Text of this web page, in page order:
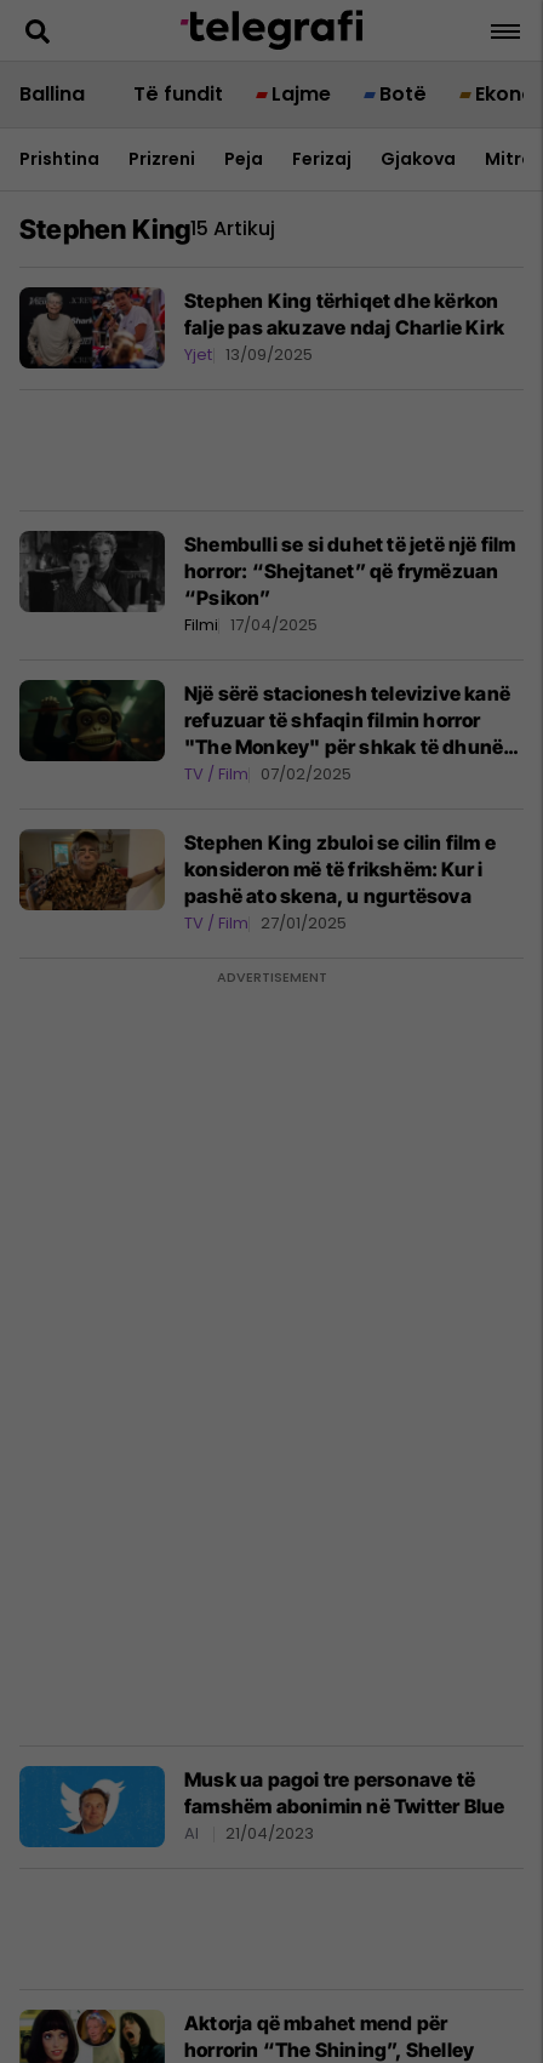
Ballina Të fundit Lajme Botë
Prishtina Prizreni Peja Ferizaj Gjakova
Stephen King15 Artikuj
Stephen King tërhiqet dhe kërkon
falje pas akuzave ndaj Charlie Kirk
Yjet 13/09/2025
Shembulli se si duhet të jetë një film
horror: “Shejtanet” që frymëzuan
“Psikon”
Filmi 17/04/2025
Një sërë stacionesh televizive kanë
refuzuar të shfaqin filmin horror
"The Monkey" për shkak të dhunës
së tepruar
TV / Film 07/02/2025
Stephen King zbuloi se cilin film e
konsideron më të frikshëm: Kur i
pashë ato skena, u ngurtësova
TV / Film 27/01/2025
Musk ua pagoi tre personave të
famshëm abonimin në Twitter Blue
AI 21/04/2023
Aktorja që mbahet mend për
horrorin “The Shining”, Shelley